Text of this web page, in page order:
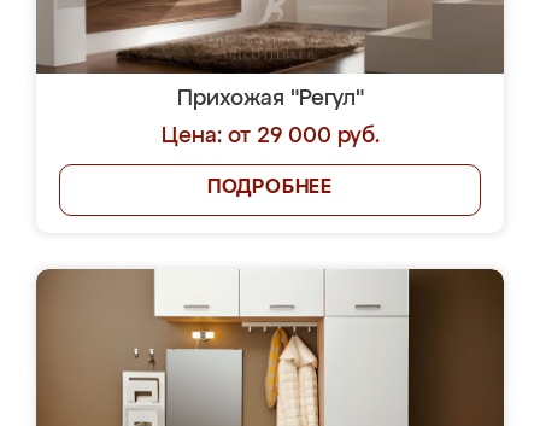
Прихожая "Регул"
Цена: от 29 000 руб.
ПОДРОБНЕЕ